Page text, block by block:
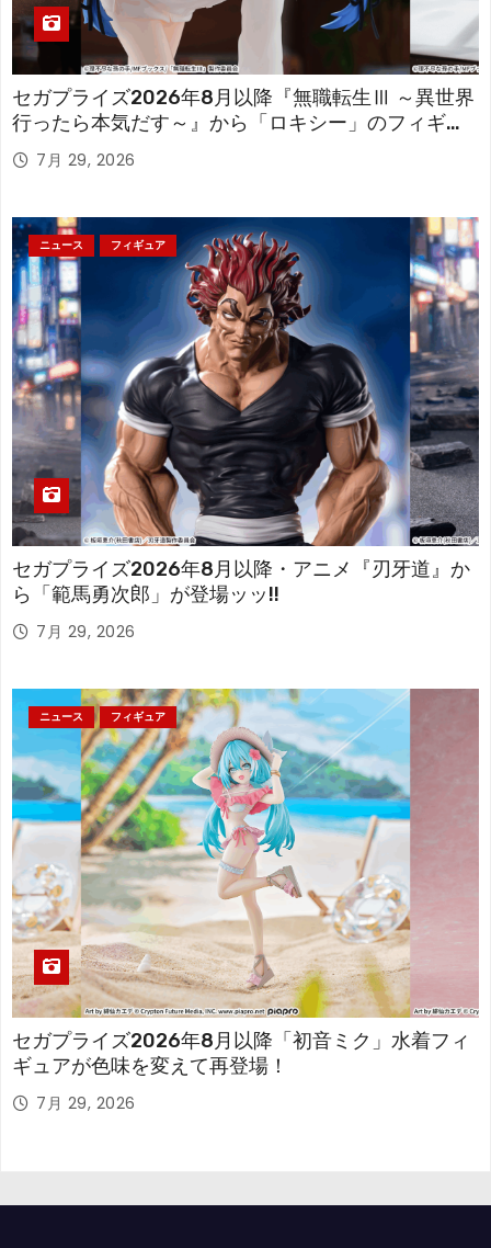
セガプライズ2026年8月以降『無職転生Ⅲ ～異世界
行ったら本気だす～』から「ロキシー」のフィギュ
アが登場！
7月 29, 2026
ニュース フィギュア
セガプライズ2026年8月以降・アニメ『刃牙道』か
ら「範馬勇次郎」が登場ッッ!!
7月 29, 2026
ニュース フィギュア
セガプライズ2026年8月以降「初音ミク」水着フィ
ギュアが色味を変えて再登場！
7月 29, 2026